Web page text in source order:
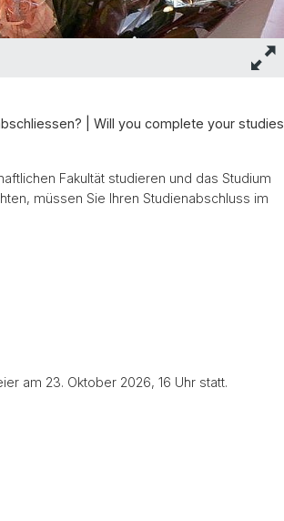
| Will you complete your studies
Fakultät studieren und das Studium
müssen Sie Ihren Studienabschluss im
am 23. Oktober 2026, 16 Uhr statt.